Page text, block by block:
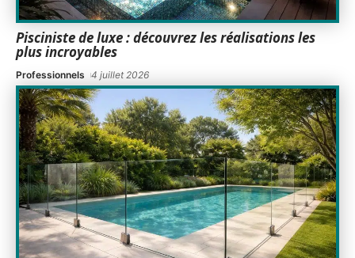
Pisciniste de luxe : découvrez les réalisations les
plus incroyables
Professionnels 4 juillet 2026